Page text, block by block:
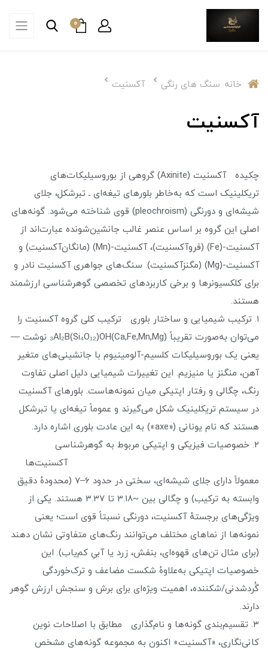
0
خانه سنگ های رنگی آکسنیت
آکسنیت
چکیده آکسنیت (Axinite) گروهی از بوروسیلیکات‌های
تریکلینیک است که به‌خاطر بلورهای تیغه‌ای ـ تبرشکل، جلای
شیشه‌ای و دورنگی (pleochroism) قوی شناخته می‌شود. گونه‌های
اصلی این گروه بر اساس عنصر غالب جانشین‌شونده عبارت‌اند از
آکسنیت-(Fe) (فروآکسنیت)، آکسنیت-(Mn) (مانگان‌آکسنیت) و
آکسنیت-(Mg) (مگنزآکسنیت). سنگ‌های جواهری آکسنیت نادر و
برای کلکسیونرها و برخی کاربردهای تخصصی گوهرشناسی ارزشمند
هستند.
۱. ترکیب شیمیایی و ساختار بلوری ترکیب کلی گروه آکسنیت را
می‌توان به‌صورت تقریباً (Ca,Fe,Mn,Mg)₃Al₂B(Si₄O₁₂)OH نوشت —
یعنی یک بوروسیلیکات کلسیم-آلومینیوم با جانشینی‌های متغیر
آهن، منگنز یا منیزیم. این تغییرات شیمیایی دلیل اصلی تفاوت
رنگ، چگالی و رفتار اپتیکی میان نمونه‌هاست. بلورهای آکسنیت
در سیستم تریکلینیک شکل می‌گیرند و عموماً تیغه‌ای یا تبرشکل
هستند که نام یونانی («axe») به این عادت بلوری اشاره دارد.
۲. خصوصیات فیزیکی و اپتیکی مربوط به گوهرشناسی
آکسنیت‌ها
معمولاً دارای جلای شیشه‌ای، سختی در حدود 6–7 (محدودهٔ دقیق
وابسته به ترکیب) و چگالی بین ~3.18 تا 3.37 هستند. یکی از
ویژگی‌های برجستهٔ آکسنیت، دورنگی نسبتاً قوی است؛ یعنی
نمونه‌ها از نماهای مختلف می‌توانند رنگ‌های متفاوتی نشان دهند
(برای مثال تن‌های قهوه‌ای، بنفش، زرد یا آبیِ کم‌یاب). این
خصوصیات اپتیکی به‌علاوهٔ شکست مضاعف و ترک‌خوردگی
گُردشدنی/شکننده، اهمیت ویژه‌ای برای برش و سنجش ارزش گوهر
دارند.
۳. تقسیم‌بندی گونه‌ها و نام‌گذاری مطابق با اصلاحات نوین
کانی‌نگاری، «آکسنیت» اکنون به مجموعه گونه‌های مشخص